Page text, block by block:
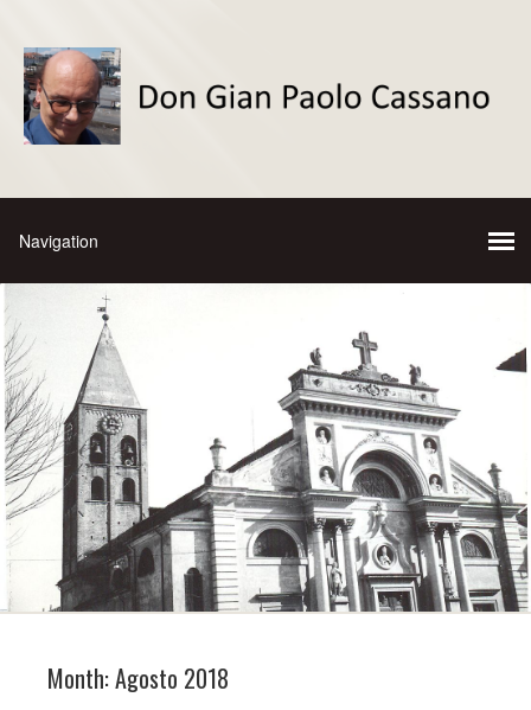
Month:Agosto 2018